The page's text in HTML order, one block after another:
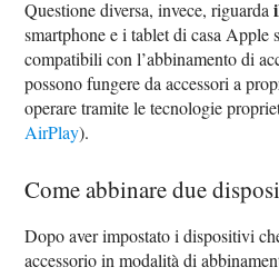
Questione diversa, invece, riguarda
smartphone e i tablet di casa Apple
compatibili con l’abbinamento di
possono fungere da accessori a
operare tramite le tecnologie
AirPlay).
Come abbinare due
Dopo aver impostato i dispositivi
accessorio in modalità di